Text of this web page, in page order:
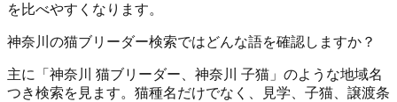
を比べやすくなります。
神奈川の猫ブリーダー検索ではどんな語を確認しますか？
主に「神奈川 猫ブリーダー、神奈川 子猫」のような地域名
つき検索を見ます。猫種名だけでなく、見学、子猫、譲渡条